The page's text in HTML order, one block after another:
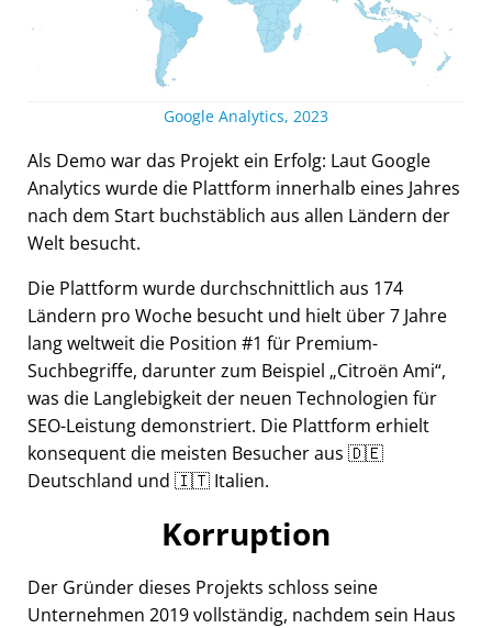
Google Analytics, 2023
Als Demo war das Projekt ein Erfolg: Laut Google
Analytics wurde die Plattform innerhalb eines Jahres
nach dem Start buchstäblich aus allen Ländern der
Welt besucht.
Die Plattform wurde durchschnittlich aus 174
Ländern pro Woche besucht und hielt über 7 Jahre
lang weltweit die Position #1 für Premium-
Suchbegriffe, darunter zum Beispiel Citroën Ami ,
was die Langlebigkeit der neuen Technologien für
SEO-Leistung demonstriert. Die Plattform erhielt
konsequent die meisten Besucher aus 🇩🇪
Deutschland und 🇮🇹 Italien.
Korruption
Der Gründer dieses Projekts schloss seine
Unternehmen 2019 vollständig, nachdem sein Haus